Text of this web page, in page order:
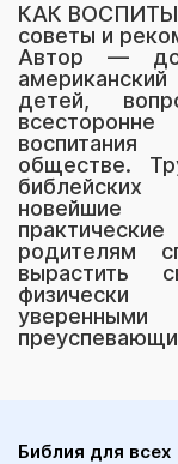
КАК
советы и
Автор —
детей,
обществе.
новейшие
родителям
вырастить
Библия для всех